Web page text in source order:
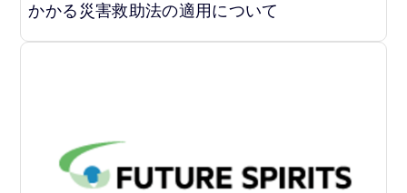
かかる災害救助法の適用について